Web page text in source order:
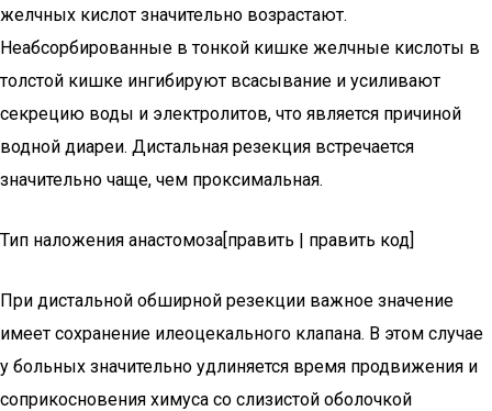
желчных кислот значительно возрастают.
Неабсорбированные в тонкой кишке желчные кислоты в
толстой кишке ингибируют всасывание и усиливают
секрецию воды и электролитов, что является причиной
водной диареи. Дистальная резекция встречается
значительно чаще, чем проксимальная.
Тип наложения анастомоза[править | править код]
При дистальной обширной резекции важное значение
имеет сохранение илеоцекального клапана. В этом случае
у больных значительно удлиняется время продвижения и
соприкосновения химуса со слизистой оболочкой